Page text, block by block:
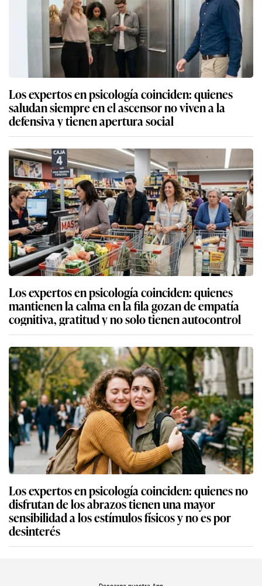
Los expertos en psicología coinciden: quienes
saludan siempre en el ascensor no viven a la
defensiva y tienen apertura social
Los expertos en psicología coinciden: quienes
mantienen la calma en la fila gozan de empatía
cognitiva, gratitud y no solo tienen autocontrol
Los expertos en psicología coinciden: quienes no
disfrutan de los abrazos tienen una mayor
sensibilidad a los estímulos físicos y no es por
desinterés